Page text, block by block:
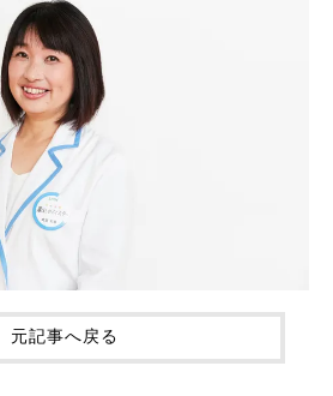
元記事へ戻る